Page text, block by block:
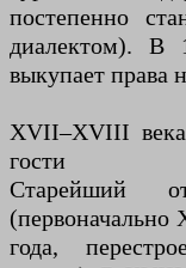
постепенно
диалектом). В
выкупает права
XVII–XVIII
гости
Старейший
(первоначально
года,